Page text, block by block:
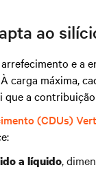
ao
e a
carga máxima,
que a
(CDUs)
a líquido,